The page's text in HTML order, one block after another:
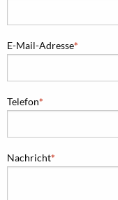
E-Mail-Adresse
Telefon
Nachricht